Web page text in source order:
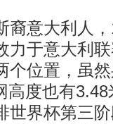
意大利人，
力于意大利
个位置，虽
高度也有
世界杯第三